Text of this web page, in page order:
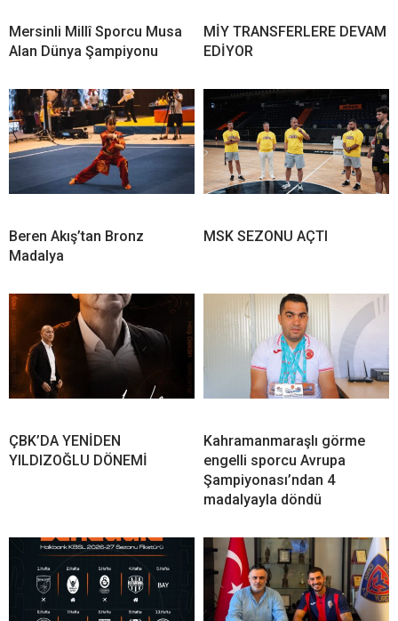
Mersinli Millî Sporcu Musa
Alan Dünya Şampiyonu
MİY TRANSFERLERE DEVAM
EDİYOR
Beren Akış’tan Bronz
Madalya
MSK SEZONU AÇTI
ÇBK’DA YENİDEN
YILDIZOĞLU DÖNEMİ
Kahramanmaraşlı görme
engelli sporcu Avrupa
Şampiyonası’ndan 4
madalyayla döndü